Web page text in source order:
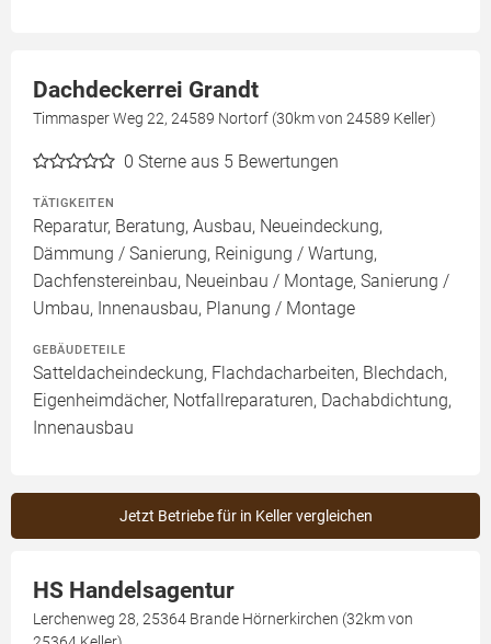
Dachdeckerrei Grandt
Timmasper Weg 22, 24589 Nortorf (30km von 24589 Keller)
0 Sterne aus 5 Bewertungen
TÄTIGKEITEN
Reparatur, Beratung, Ausbau, Neueindeckung,
Dämmung / Sanierung, Reinigung / Wartung,
Dachfenstereinbau, Neueinbau / Montage, Sanierung /
Umbau, Innenausbau, Planung / Montage
GEBÄUDETEILE
Satteldacheindeckung, Flachdacharbeiten, Blechdach,
Eigenheimdächer, Notfallreparaturen, Dachabdichtung,
Innenausbau
Jetzt Betriebe für in Keller vergleichen
HS Handelsagentur
Lerchenweg 28, 25364 Brande Hörnerkirchen (32km von